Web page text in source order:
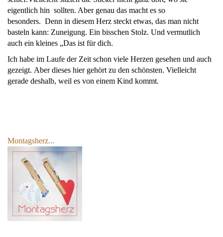
eigentlich hin sollten. Aber genau das macht es so
besonders. Denn in diesem Herz steckt etwas, das man nicht
basteln kann: Zuneigung. Ein bisschen Stolz. Und vermutlich
auch ein kleines „Das ist für dich.
Ich habe im Laufe der Zeit schon viele Herzen gesehen und auch
gezeigt. Aber dieses hier gehört zu den schönsten. Vielleicht
gerade deshalb, weil es von einem Kind kommt.
Montagsherz...